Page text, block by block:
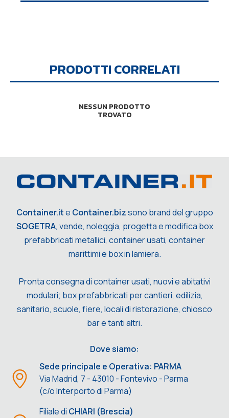
PRODOTTI CORRELATI
NESSUN PRODOTTO
TROVATO
Container.ite Container.bizsono brand del gruppo
SOGETRA, vende, noleggia, progetta e modifica box
prefabbricati metallici, container usati, container
marittimi e box in lamiera.
Pronta consegna di container usati, nuovi e abitativi
modulari; box prefabbricati per cantieri, edilizia,
sanitario, scuole, fiere, locali di ristorazione, chiosco
bar e tanti altri.
Dove siamo:
Sede principale e Operativa: PARMA
Via Madrid, 7 - 43010 - Fontevivo - Parma
(c/o Interporto di Parma)
Filiale di CHIARI (Brescia)